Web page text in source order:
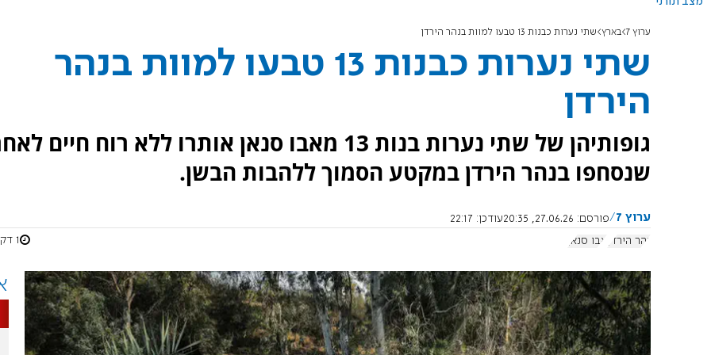
ערוץ 7 בארץ שתי נערות כבנות 13 טבעו למוות בנהר הירדן
שתי נערות כבנות 13 טבעו למוות בנהר
הירדן
גופותיהן של שתי נערות בנות 13 מאבו סנאן אותרו ללא רוח חיים
שנסחפו בנהר הירדן במקטע הסמוך ללהבות הבשן.
ערוץ 7 פורסם: 27.06.26, 20:35 עודכן: 22:17
נהר הירדן
אבו סנאן 1 דקות